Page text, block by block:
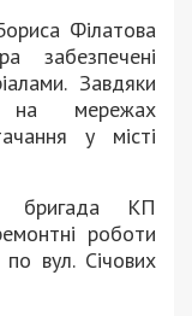
Філатова
забезпечені
Завдяки
на мережах
у місті
бригада КП
роботи
вул. Січових